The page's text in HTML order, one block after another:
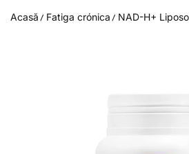
Acasă Fatiga crónica NAD-H+